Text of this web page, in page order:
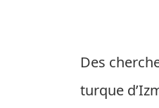
Des
turque